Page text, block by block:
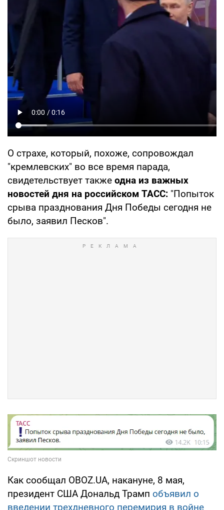
О страхе, который, похоже, сопровождал
"кремлевских" во все время парада,
свидетельствует также одна из важных
новостей дня на российском ТАСС: "Попыток
срыва празднования Дня Победы сегодня не
было, заявил Песков".
Как сообщал OBOZ.UA, накануне, 8 мая,
президент США Дональд Трамп объявил о
введении трехдневного перемирия в войне